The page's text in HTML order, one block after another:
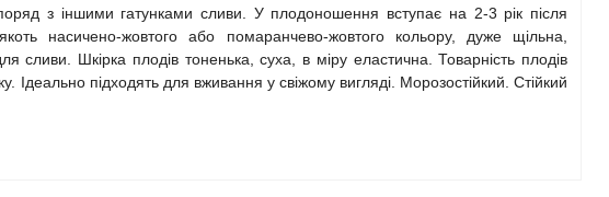
з іншими гатунками сливи. У плодоношення вступає на 2-3 рік після
насичено-жовтого або помаранчево-жовтого кольору, дуже щільна,
сливи. Шкірка плодів тоненька, суха, в міру еластична. Товарність плодів
Ідеально підходять для вживання у свіжому вигляді. Морозостійкий. Стійкий